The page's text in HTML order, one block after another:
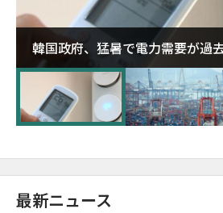
韓国政府、猛暑で電力需要が過
に需給対応体制を点検
最新ニュース